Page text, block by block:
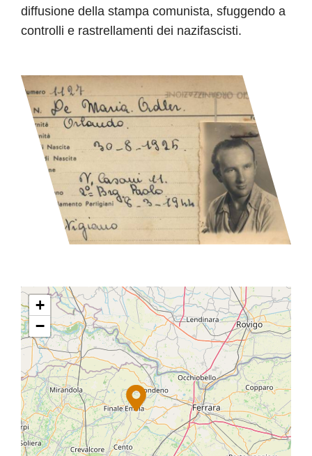
diffusione della stampa comunista, sfuggendo a
controlli e rastrellamenti dei nazifascisti.
+
−